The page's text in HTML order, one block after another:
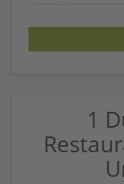
1